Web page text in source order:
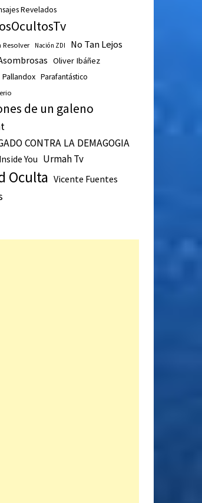
Revelados
Resolver Nación ZDI No Tan Lejos
Oliver Ibáñez
Pallandox Parafantástico
de un galeno
CONTRA LA DEMAGOGIA
You Urmah Tv
Oculta Vicente Fuentes